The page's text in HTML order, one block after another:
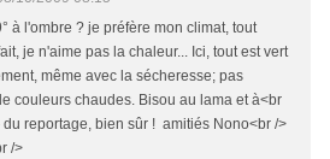
à l'ombre ? je préfère mon climat, tout
je n'aime pas la chaleur... Ici, tout est vert
même avec la sécheresse; pas
couleurs chaudes. Bisou au lama et à<br
du reportage, bien sûr ! amitiés Nono<br />
/>